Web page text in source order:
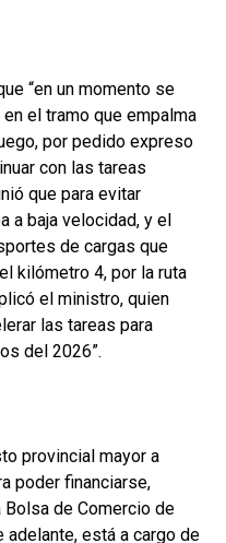
“en un momento se
el tramo que empalma
por pedido expreso
con las tareas
que para evitar
a baja velocidad, y el
de cargas que
kilómetro 4, por la ruta
el ministro, quien
las tareas para
del 2026”.
provincial mayor a
poder financiarse,
Bolsa de Comercio de
adelante, está a cargo de